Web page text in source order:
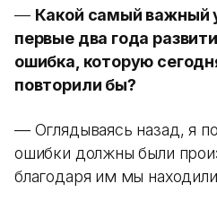
— Какой самый важный
первые два года
ошибка, которую
повторили бы?
— Оглядываясь назад, я
ошибки должны были
благодаря им мы